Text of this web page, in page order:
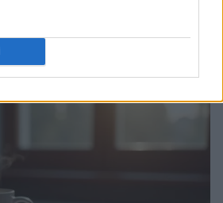
e judicial em litígios fiscais